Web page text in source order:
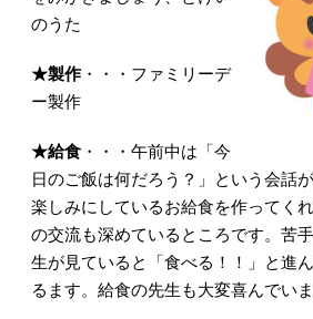
のうた
★製作・・・ファミリーデ
ー製作
★給食・・・午前中は「今
日のご飯は何だろう？」という会話
楽しみにしているお給食を作ってく
の交流も深めているところです。苦
生が見ていると「食べる！！」と進
るます。給食の先生も大変喜んでいま